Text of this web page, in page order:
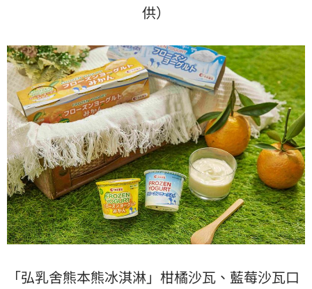
供）
「弘乳舍熊本熊冰淇淋」柑橘沙瓦、藍莓沙瓦口